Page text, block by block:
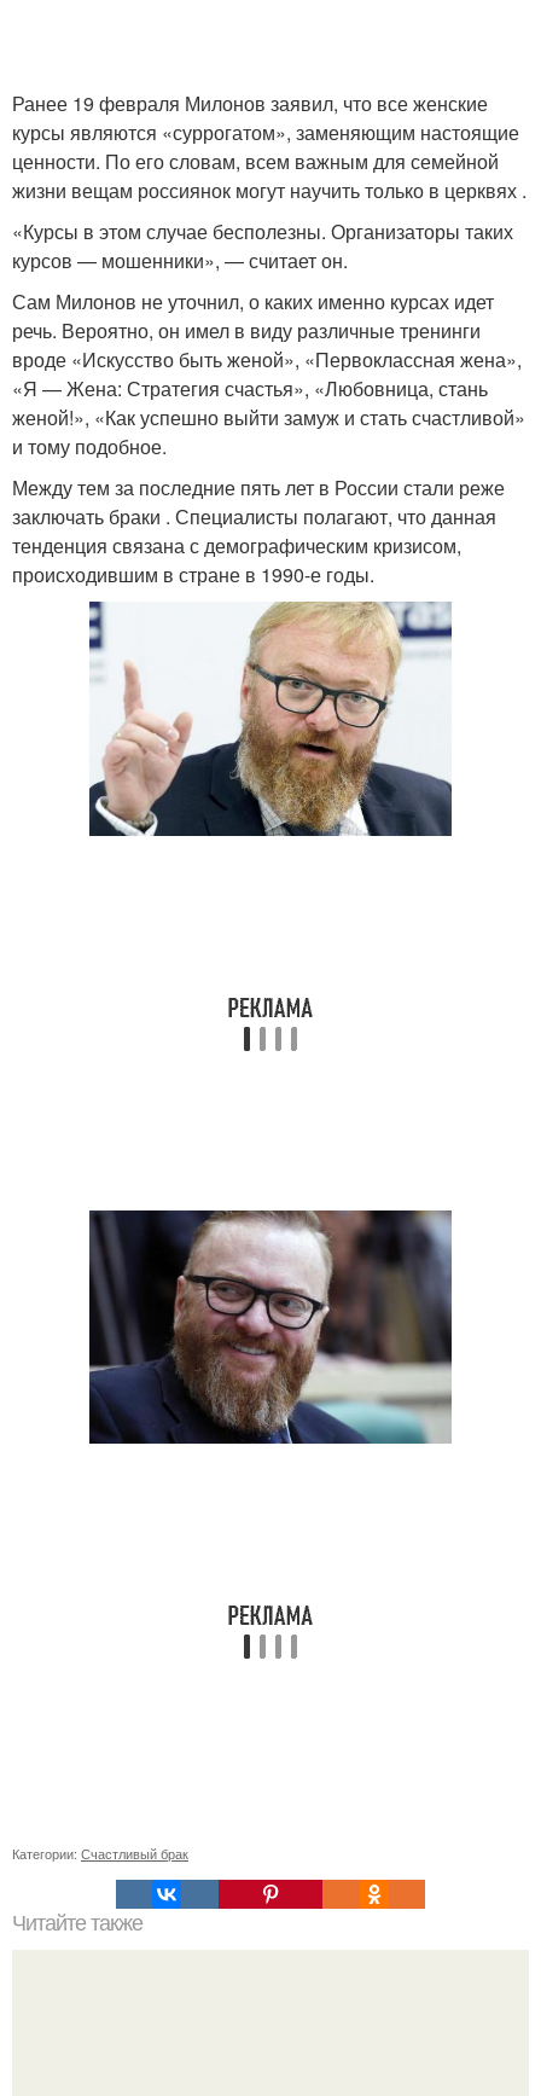
Ранее 19 февраля Милонов заявил, что все женские
курсы являются «суррогатом», заменяющим настоящие
ценности. По его словам, всем важным для семейной
жизни вещам россиянок могут научить только в церквях .
«Курсы в этом случае бесполезны. Организаторы таких
курсов — мошенники», — считает он.
Сам Милонов не уточнил, о каких именно курсах идет
речь. Вероятно, он имел в виду различные тренинги
вроде «Искусство быть женой», «Первоклассная жена»,
«Я — Жена: Стратегия счастья», «Любовница, стань
женой!», «Как успешно выйти замуж и стать счастливой»
и тому подобное.
Между тем за последние пять лет в России стали реже
заключать браки . Специалисты полагают, что данная
тенденция связана с демографическим кризисом,
происходившим в стране в 1990-е годы.
Категории: Счастливый брак
Читайте также